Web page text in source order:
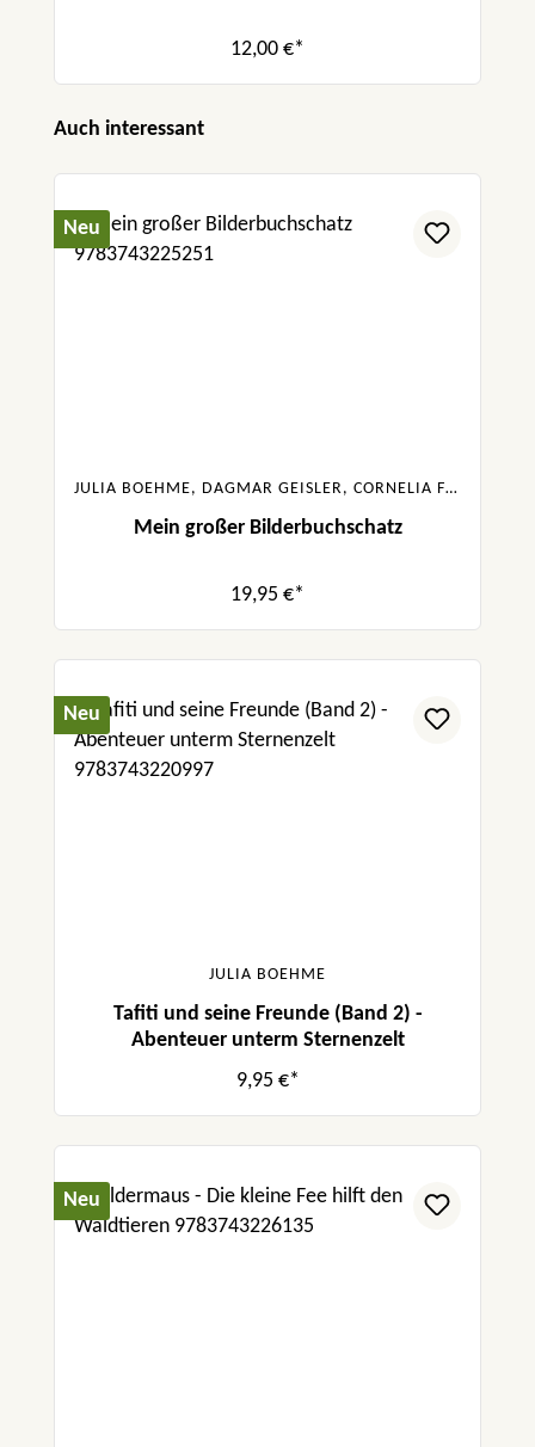
12,00 €*
Produktgalerie überspringen
Auch interessant
Neu
JULIA BOEHME, DAGMAR GEISLER, CORNELIA FUNKE, SASKIA HULA, URSULA POZNANSKI, SABINE BOHLMANN
Mein großer Bilderbuchschatz
19,95 €*
Neu
JULIA BOEHME
Tafiti und seine Freunde (Band 2) -
Abenteuer unterm Sternenzelt
9,95 €*
Neu